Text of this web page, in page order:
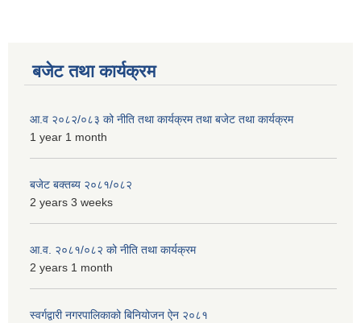
बजेट तथा कार्यक्रम
आ.व २०८२/०८३ को नीति तथा कार्यक्रम तथा बजेट तथा कार्यक्रम
1 year 1 month
बजेट बक्तब्य २०८१/०८२
2 years 3 weeks
आ.व. २०८१/०८२ को नीति तथा कार्यक्रम
2 years 1 month
स्वर्गद्वारी नगरपालिकाको बिनियोजन ऐन २०८१